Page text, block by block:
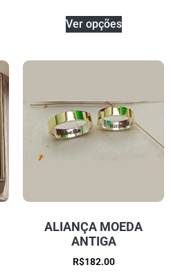
Ver opções
ALIANÇA MOEDA
ANTIGA
R$182.00